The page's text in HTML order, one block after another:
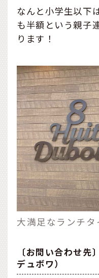
なんと小学生以下
も半額という親子
ります！
大満足なランチ
〔お問い合わせ
デュボワ）